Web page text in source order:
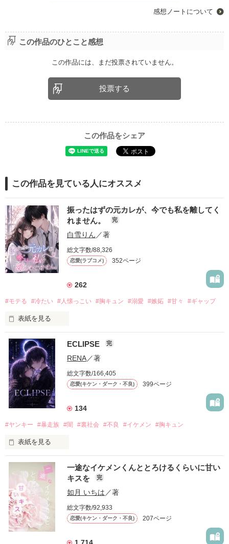
感想ノートについて
この作品のひとこと感想
この作品には、まだ投票されていません。
投票する
この作品をシェア
この作品を見ている人にオススメ
振ったはずの元カレが、今でも私を離してく
れません。
完
白雪りん ／著
総文字数/88,326
恋愛(ラブコメ) 352ページ
262
#モテる #冷たい #人懐っこい #胸キュン #溺愛 #嫉妬 #甘々 #ギャップ
表紙を見る
「好きだったから、別れを選んだ。」
モテる人を好きになるのが怖かった。
だから私は、中学時代に大好きだった彼を自分から振った。
もう会うことはないと思っていたのに、
高校生になって再会した彼は、隣の学校で”王子様”と呼ばれる
他の女の子には冷たいのに
私にだけ昔と変わらない笑顔を向けてくる。
「澪ちゃん。」
それは止まっていた恋が再び動き始める合図──。
✨.ﾟ･*..☆.｡.:*✨.☆.｡.:. *:ﾟ✨.ﾟ･*..☆.｡.:*✨
ECLIPSE 完
RENA／著
総文字数/166,405
恋愛(キケン・ダーク・不良) 399ページ
134
#ヤンキー #暴走族 #闇 #裏社会 #不良 #イケメン #胸キュン
表紙を見る
表紙画像はAIです
作品を読む
一途なイケメンくんととろけるくらいに甘い
キスを
完
如月 いちは ／著
総文字数/92,933
恋愛(キケン・ダーク・不良) 207ページ
1,714